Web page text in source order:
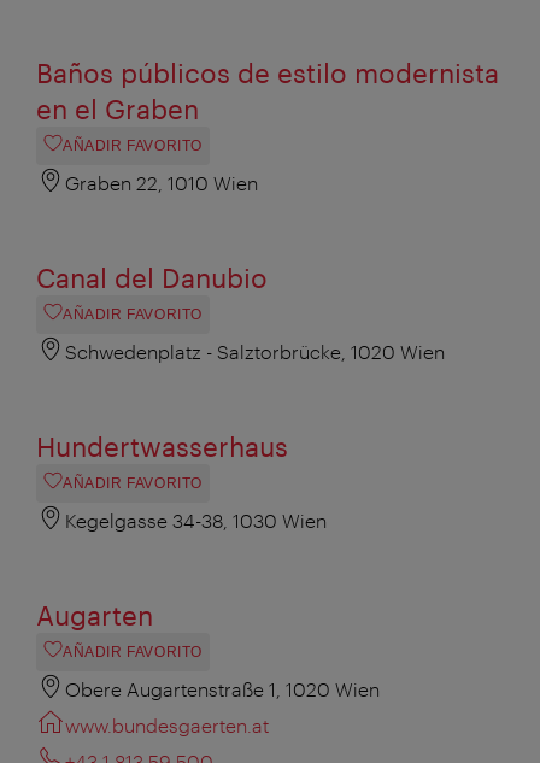
Baños públicos de estilo modernista
en el Graben
AÑADIR FAVORITO
Graben 22, 1010 Wien
Canal del Danubio
AÑADIR FAVORITO
Schwedenplatz - Salztorbrücke, 1020 Wien
Hundertwasserhaus
AÑADIR FAVORITO
Kegelgasse 34-38, 1030 Wien
Augarten
AÑADIR FAVORITO
Obere Augartenstraße 1, 1020 Wien
www.bundesgaerten.at